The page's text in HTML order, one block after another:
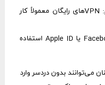
استفاده از VPN پریمیوم: VPNهای رایگان معمولاً کار
ورود با روش دیگر: از Facebook یا Apple ID استفاده
می‌توانند بدون دردسر وارد